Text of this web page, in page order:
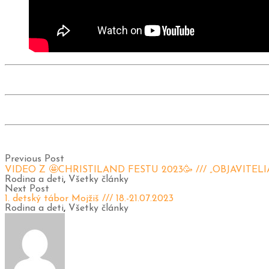
Previous Post
VIDEO Z 🤩CHRISTILAND FESTU 2023🥳 ///
Rodina a deti, Všetky články
Next Post
1. detský tábor Mojžiš /// 18.-21.07.2023
Rodina a deti, Všetky články